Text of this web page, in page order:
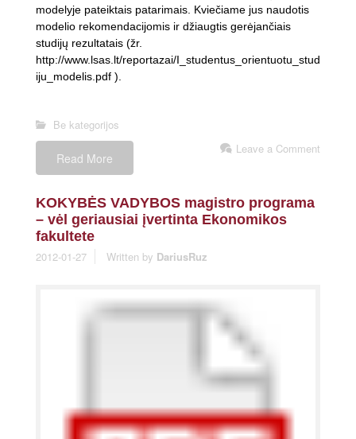
modelyje pateiktais patarimais. Kviečiame jus naudotis
modelio rekomendacijomis ir džiaugtis gerėjančiais
studijų rezultatais (žr.
http://www.lsas.lt/reportazai/I_studentus_orientuotu_stud
iju_modelis.pdf ).
Be kategorijos
Read More
Leave a Comment
KOKYBĖS VADYBOS magistro programa
– vėl geriausiai įvertinta Ekonomikos
fakultete
2012-01-27 Written by DariusRuz